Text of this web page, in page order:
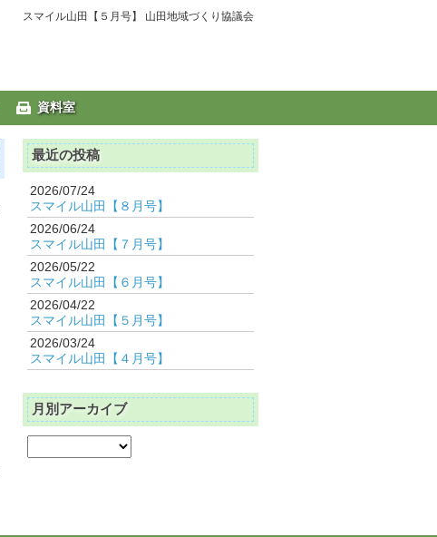
スマイル山田【５月号】 山田地域づくり協議会
資料室
最近の投稿
2026/07/24
スマイル山田【８月号】
2026/06/24
スマイル山田【７月号】
2026/05/22
スマイル山田【６月号】
2026/04/22
スマイル山田【５月号】
2026/03/24
スマイル山田【４月号】
月別アーカイブ